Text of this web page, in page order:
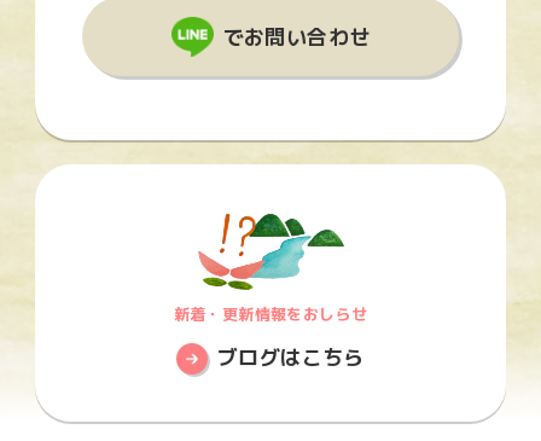
でお問い合わせ
新着・更新情報をおしらせ
ブログはこちら